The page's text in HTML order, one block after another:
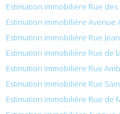
Estimation immobilière Rue des
Estimation immobilière Avenue
Estimation immobilière Rue
Estimation immobilière Rue de
Estimation immobilière Rue
Estimation immobilière Rue
Estimation immobilière Rue de